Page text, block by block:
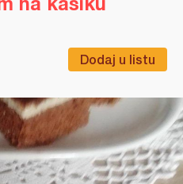
Dodaj u listu